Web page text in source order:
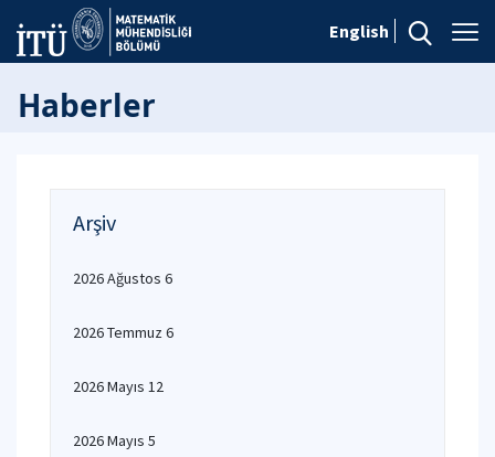
English
Haberler
Arşiv
2026 Ağustos 6
2026 Temmuz 6
2026 Mayıs 12
2026 Mayıs 5